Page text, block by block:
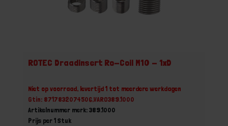
ROTEC Draadinsert Ro-Coil M10 - 1xD
Niet op voorraad, levertijd 1 tot meerdere werkdagen
Gtin: 8717832074506,VARO389.1000
Artikelnummer merk: 389.1000
Prijs per 1 Stuk